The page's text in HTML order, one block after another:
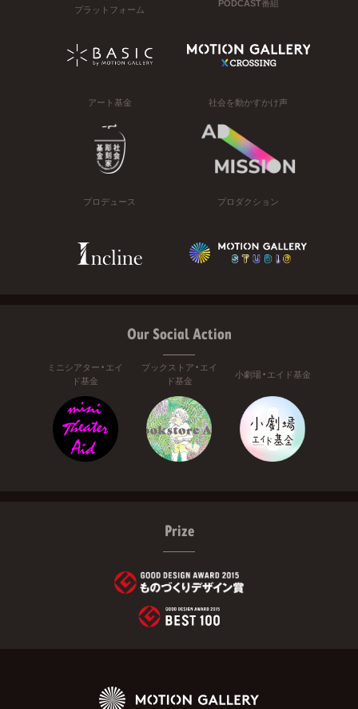
プラットフォーム
PODCAST番組
アート基金 社会を動かすかけ声
プロデュース プロダクション
Our Social Action
ミニシアター・エイ
ド基金
ブックストア・エイ
ド基金
小劇場・エイド基金
Prize